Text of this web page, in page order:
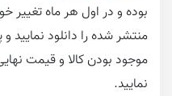
بوده و در اول هر ماه تغییر
منتشر شده را دانلود
موجود بودن کالا و قیمت
نمایید.